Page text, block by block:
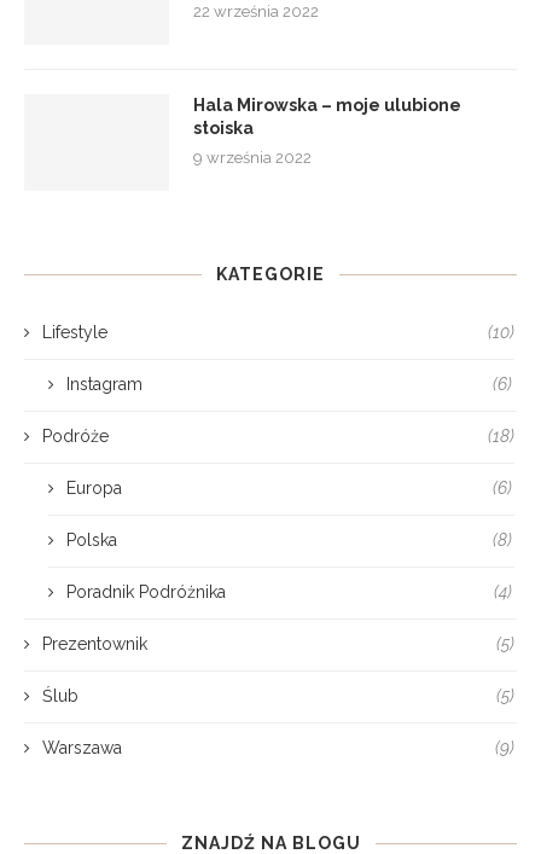
22 września 2022
Hala Mirowska – moje ulubione
stoiska
9 września 2022
KATEGORIE
Lifestyle (10)
Instagram (6)
Podróże (18)
Europa (6)
Polska (8)
Poradnik Podróżnika (4)
Prezentownik (5)
Ślub (5)
Warszawa (9)
ZNAJDŹ NA BLOGU